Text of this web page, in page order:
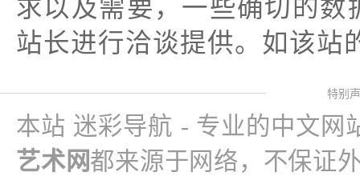
求以及需要，一些确切的
站长进行洽谈提供。如该站
特别
本站 迷彩导航 - 专业的中文网
艺术网都来源于网络，不保证